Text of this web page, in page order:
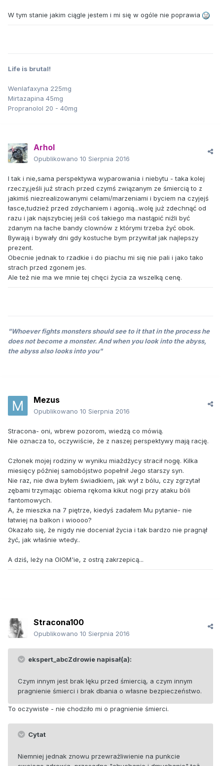
W tym stanie jakim ciągle jestem i mi się w ogóle nie poprawia
Life is brutal!
Wenlafaxyna 225mg
Mirtazapina 45mg
Propranolol 20 - 40mg
Arhol
Opublikowano 10 Sierpnia 2016
I tak i nie,sama perspektywa wyparowania i niebytu - taka kolej
rzeczy,jeśli juź strach przed czymś związanym ze śmiercią to z
jakimiś niezrealizowanymi celami/marzeniami i byciem na czyjejś
łasce,tudzież przed zdychaniem i agonią...wolę już zdechnąć od
razu i jak najszybciej jeśli coś takiego ma nastąpić niźli być
zdanym na łache bandy clownów z którymi trzeba żyć obok.
Bywają i bywały dni gdy kostuche bym przywitał jak najlepszy
prezent.
Obecnie jednak to rzadkie i do piachu mi się nie pali i jako tako
strach przed zgonem jes.
Ale też nie ma we mnie tej chęci życia za wszelką cenę.
"Whoever fights monsters should see to it that in the process he
does not become a monster. And when you look into the abyss,
the abyss also looks into you"
Mezus
Opublikowano 10 Sierpnia 2016
Stracona- oni, wbrew pozorom, wiedzą co mówią.
Nie oznacza to, oczywiście, że z naszej perspektywy mają rację.
Członek mojej rodziny w wyniku miażdżycy stracił nogę. Kilka
miesięcy później samobójstwo popełnił Jego starszy syn.
Nie raz, nie dwa byłem świadkiem, jak wył z bólu, czy zgrzytał
zębami trzymając obiema rękoma kikut nogi przy ataku bóli
fantomowych.
A, że mieszka na 7 piętrze, kiedyś zadałem Mu pytanie- nie
łatwiej na balkon i wioooo?
Okazało się, że nigdy nie doceniał życia i tak bardzo nie pragnął
żyć, jak właśnie wtedy..
A dziś, leży na OIOM'ie, z ostrą zakrzepicą...
Stracona100
Opublikowano 10 Sierpnia 2016
ekspert_abcZdrowie napisał(a):
Czym innym jest brak lęku przed śmiercią, a czym innym
pragnienie śmierci i brak dbania o własne bezpieczeństwo.
To oczywiste - nie chodziło mi o pragnienie śmierci.
Cytat
Niemniej jednak znowu przewrażliwienie na punkcie